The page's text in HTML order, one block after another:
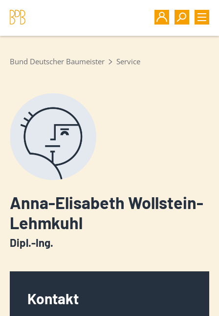
Bund Deutscher Baumeister Service
Anna-Elisabeth Wollstein-
Lehmkuhl
Dipl.-Ing.
Kontakt